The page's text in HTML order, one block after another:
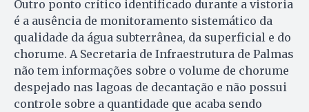
Outro ponto crítico identificado durante a vistoria
é a ausência de monitoramento sistemático da
qualidade da água subterrânea, da superficial e do
chorume. A Secretaria de Infraestrutura de Palmas
não tem informações sobre o volume de chorume
despejado nas lagoas de decantação e não possui
controle sobre a quantidade que acaba sendo